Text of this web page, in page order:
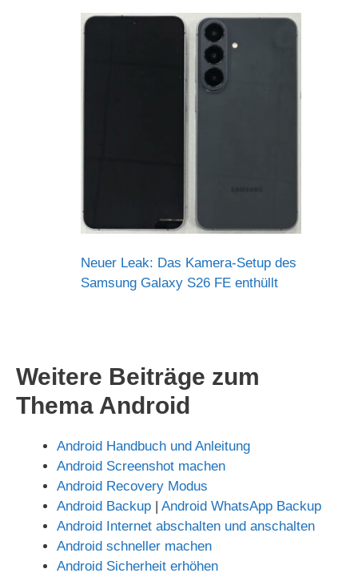
Neuer Leak: Das Kamera-Setup des
Samsung Galaxy S26 FE enthüllt
Weitere Beiträge zum
Thema Android
Android Handbuch und Anleitung
Android Screenshot machen
Android Recovery Modus
Android Backup | Android WhatsApp Backup
Android Internet abschalten und anschalten
Android schneller machen
Android Sicherheit erhöhen